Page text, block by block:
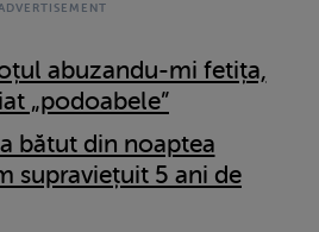
abuzandu-mi fetița,
„podoabele”
bătut din noaptea
supraviețuit 5 ani de